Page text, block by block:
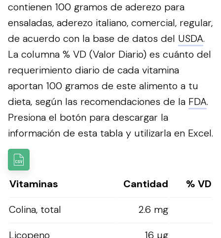
contienen 100 gramos de aderezo para
ensaladas, aderezo italiano, comercial, regular,
de acuerdo con la base de datos del USDA.
La columna % VD (Valor Diario) es cuánto del
requerimiento diario de cada vitamina
aportan 100 gramos de este alimento a tu
dieta, según las recomendaciones de la FDA.
Presiona el botón para descargar la
información de esta tabla y utilizarla en Excel.
Vitaminas Cantidad
% VD
Colina, total
2.6 mg
Licopeno
16 µg